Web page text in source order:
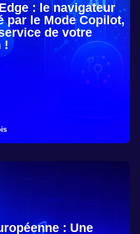
: le navigateur
par le Mode Copilot,
de votre
!
: Une